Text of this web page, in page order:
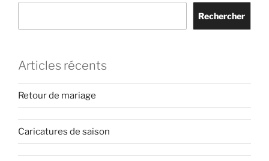
Rechercher
Articles récents
Retour de mariage
Caricatures de saison